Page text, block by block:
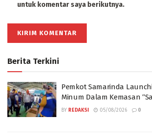
untuk komentar saya berikutnya.
Berita Terkini
Pemkot Samarinda
Minum Dalam Kemasan
BY REDAKSI 05/08/2026 0